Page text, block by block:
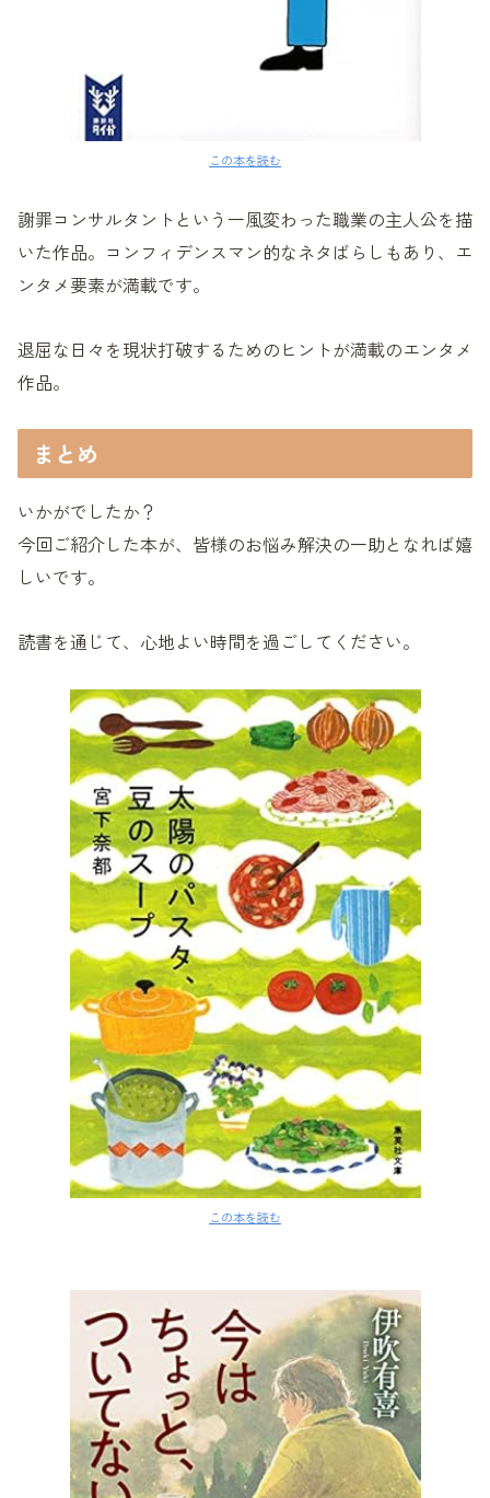
この本を読む
謝罪コンサルタントという一風変わった職業の主人公を描
いた作品。コンフィデンスマン的なネタばらしもあり、エ
ンタメ要素が満載です。
退屈な日々を現状打破するためのヒントが満載のエンタメ
作品。
まとめ
いかがでしたか？
今回ご紹介した本が、皆様のお悩み解決の一助となれば嬉
しいです。
読書を通じて、心地よい時間を過ごしてください。
この本を読む